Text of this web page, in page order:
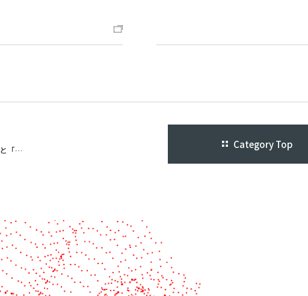
Category Top
「プリセールス」と「SE」ってどんな仕事？日々の業務内容や魅力について聞いてみた！